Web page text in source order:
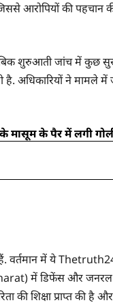
आरोपियों की पहचान
शुरुआती जांच में कुछ
है. अधिकारियों ने मामले
मासूम के पैर में लगी
वर्तमान में ये
में डिफेंस और
की शिक्षा प्राप्त की है